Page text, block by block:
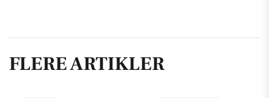
FLERE ARTIKLER